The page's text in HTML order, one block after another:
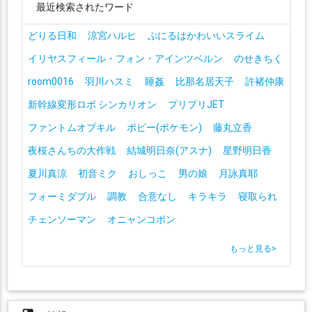
最近検索されたワード
どりる日和 涼宮ハルヒ
ぷにるはかわいいスライム
イリヤスフィール・フォン・アインツベルン
のせきちく
room0016
羽川ハスミ 睡姦 比那名居天子
許褚仲康
新幹線変形ロボ シンカリオン
プリプリJET
ファントムオブキル
ポピー(ポケモン)
藤丸立香
夜桜さんちの大作戦
結城明日奈(アスナ)
星野明日香
夏川真涼
初音ミク おしっこ 男の娘
月詠真耶
フォーミダブル
調教 合意なし キラキラ
寝取られ
チェンソーマン
オニャンコポン
もっと見る>